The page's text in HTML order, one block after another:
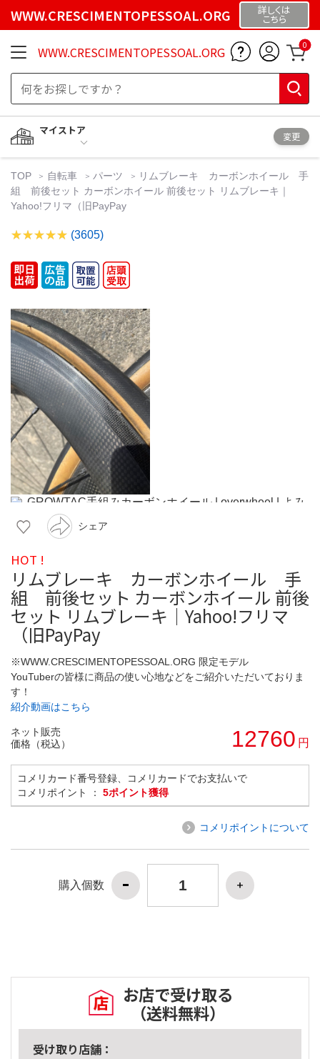
WWW.CRESCIMENTOPESSOAL.ORG 詳しくは
こちら
WWW.CRESCIMENTOPESSOAL.ORG 0
マイストア
変更
TOP 自転車 パーツ
リムブレーキ カーボンホイール 手
組 前後セット カーボンホイール 前後セット リムブレーキ｜
Yahoo!フリマ（旧PayPay
(3605)
シェア
HOT !
リムブレーキ カーボンホイール 手
組 前後セット カーボンホイール 前後
セット リムブレーキ｜Yahoo!フリマ
（旧PayPay
※WWW.CRESCIMENTOPESSOAL.ORG 限定モデル
YouTuberの皆様に商品の使い心地などをご紹介いただいておりま
す！
紹介動画はこちら
ネット販売
価格（税込）
12760 円
コメリカード番号登録、コメリカードでお支払いで
コメリポイント ： 5ポイント獲得
コメリポイントについて
購入個数
お店で受け取る
（送料無料）
受け取り店舗：